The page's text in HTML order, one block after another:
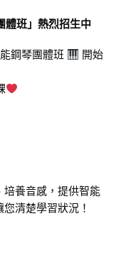
班」熱烈招生中
鋼琴團體班
開始
養音感，提供智能
清楚學習狀況！